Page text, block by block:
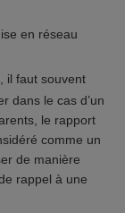
en réseau
il faut souvent
dans le cas d’un
le rapport
comme un
de manière
rappel à une